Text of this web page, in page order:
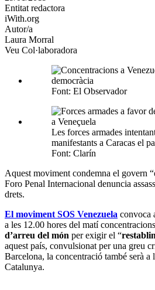
xarxes
socials
Entitat redactora
iWith.org
Autor/a
Laura Morral
Veu Col·laboradora
Font: El Observador
Les forces armades
manifestants a Caracas el
Font: Clarín
Aquest moviment condemna el govern
Foro Penal Internacional denuncia
drets.
El moviment SOS Venezuela convoca
a les 12.00 hores del matí
d’arreu del món per exigir el “
aquest país, convulsionat per una greu
Barcelona, la concentració també serà a
Catalunya.